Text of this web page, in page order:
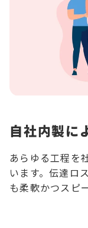
自社内製に
あらゆる工程を
います。伝達ロ
も柔軟かつスピ